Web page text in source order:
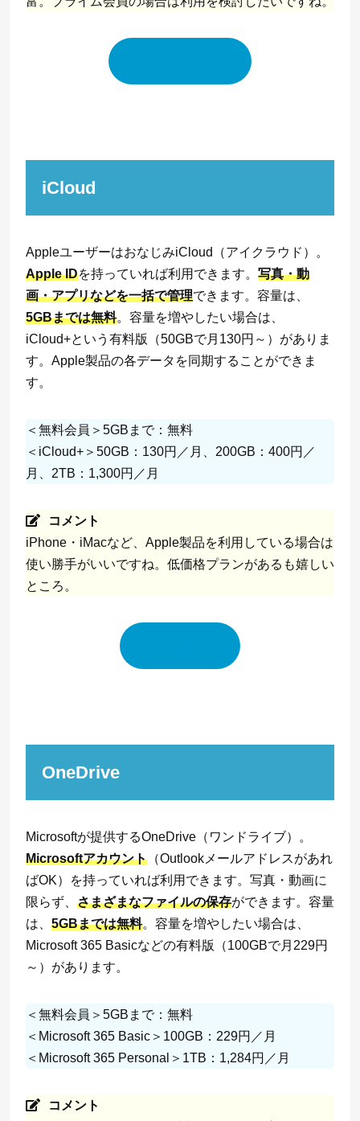
iCloud
AppleユーザーはおなじみiCloud（アイクラウド）。
Apple IDを持っていれば利用できます。 写真・動
画・アプリなどを一括で管理できます。容量は、
5GBまでは無料。容量を増やしたい場合は、
iCloud+という有料版（50GBで月130円～）がありま
す。Apple製品の各データを同期することができま
す。
＜無料会員＞5GBまで：無料
＜iCloud+＞50GB：130円／月、200GB：400円／
月、2TB：1,300円／月
コメント
iPhone・iMacなど、Apple製品を利用している場合は
使い勝手がいいですね。低価格プランがあるも嬉しい
ところ。
OneDrive
Microsoftが提供するOneDrive（ワンドライブ）。
Microsoftアカウント （Outlookメールアドレスがあれ
ばOK）を持っていれば利用できます。写真・動画に
限らず、 さまざまなファイルの保存ができます。容量
は、 5GBまでは無料。容量を増やしたい場合は、
Microsoft 365 Basicなどの有料版（100GBで月229円
～）があります。
＜無料会員＞5GBまで：無料
＜Microsoft 365 Basic＞100GB：229円／月
＜Microsoft 365 Personal＞1TB：1,284円／月
コメント